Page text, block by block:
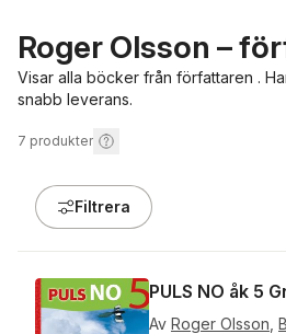
Roger Olsson –
Visar alla böcker från författaren .
snabb leverans.
7 produkter
Filtrera
PULS NO åk 5
Av Roger Olsson